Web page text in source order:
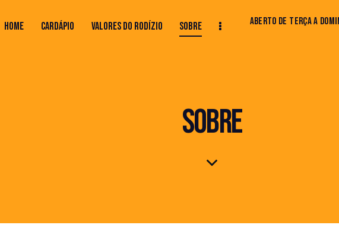
HOME CARDÁPIO VALORES DO RODÍZIO SOBRE
ABERTO DE TERÇA A
SOBRE